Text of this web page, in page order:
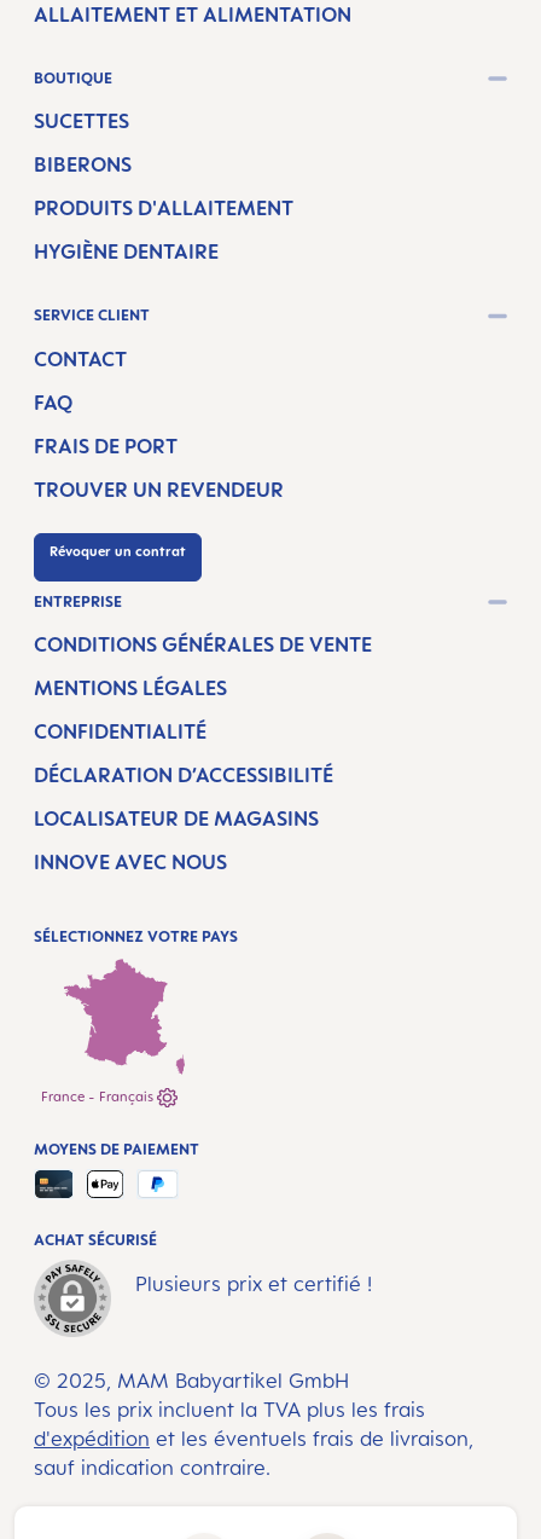
ALLAITEMENT ET ALIMENTATION
BOUTIQUE
SUCETTES
BIBERONS
PRODUITS D'ALLAITEMENT
HYGIÈNE DENTAIRE
SERVICE CLIENT
CONTACT
FAQ
FRAIS DE PORT
TROUVER UN REVENDEUR
Révoquer un contrat
ENTREPRISE
CONDITIONS GÉNÉRALES DE VENTE
MENTIONS LÉGALES
CONFIDENTIALITÉ
DÉCLARATION D’ACCESSIBILITÉ
LOCALISATEUR DE MAGASINS
INNOVE AVEC NOUS
SÉLECTIONNEZ VOTRE PAYS
France - Français
© 2025, MAM Babyartikel GmbH
Tous les prix incluent la TVA plus les frais
d'expédition et les éventuels frais de livraison,
sauf indication contraire.
ACHAT SÉCURISÉ
Plusieurs prix et certifié !
MOYENS DE PAIEMENT